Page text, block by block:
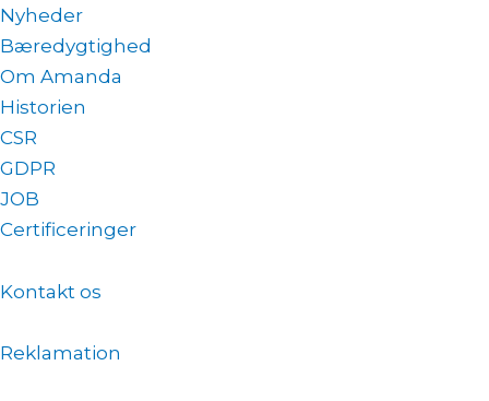
Nyheder
Bæredygtighed
Om Amanda
Historien
CSR
GDPR
JOB
Certificeringer
Kontakt os
Reklamation